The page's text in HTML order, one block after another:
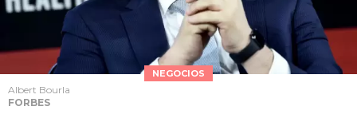
NEGOCIOS
Albert Bourla
FORBES